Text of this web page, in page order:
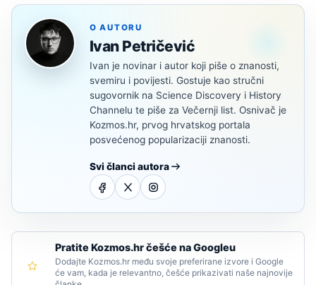
O AUTORU
Ivan Petričević
Ivan je novinar i autor koji piše o znanosti,
svemiru i povijesti. Gostuje kao stručni
sugovornik na Science Discovery i History
Channelu te piše za Večernji list. Osnivač je
Kozmos.hr, prvog hrvatskog portala
posvećenog popularizaciji znanosti.
Svi članci autora
Pratite Kozmos.hr češće na Googleu
Dodajte Kozmos.hr među svoje preferirane izvore i Google
će vam, kada je relevantno, češće prikazivati naše najnovije